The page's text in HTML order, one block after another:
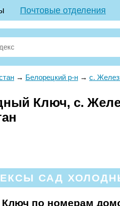
Почтовые отделения
→ Белорецкий р-н → с.
Ключ, с.
САД
по номерам